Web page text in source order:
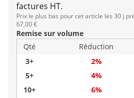
factures HT.
Prix le plus bas pour cet article les 30 j
67,00 €
Remise sur volume
Qté
Réduction
3+
2%
5+
4%
10+
6%